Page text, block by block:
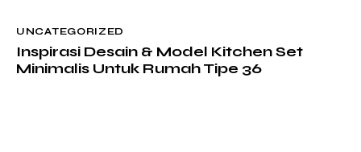
UNCATEGORIZED
Inspirasi Desain & Model Kitchen Set
Minimalis Untuk Rumah Tipe 36